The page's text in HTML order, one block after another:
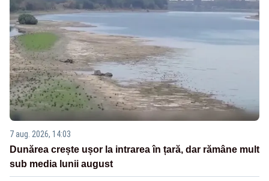
7 aug. 2026, 14:03
Dunărea crește ușor la intrarea în țară, dar rămâne mult
sub media lunii august